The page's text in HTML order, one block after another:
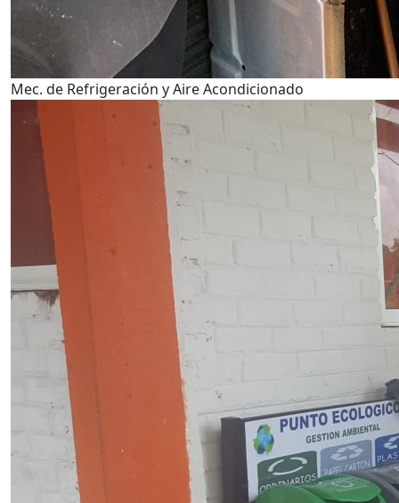
Mec. de Refrigeración y Aire Acondicionado